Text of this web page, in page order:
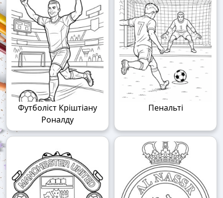
Футболіст Кріштіану
Роналду
Пенальті